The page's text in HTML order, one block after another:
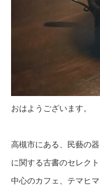
おはようございます。
高槻市にある、民藝の
に関する古書のセレク
中心のカフェ、テマヒマ